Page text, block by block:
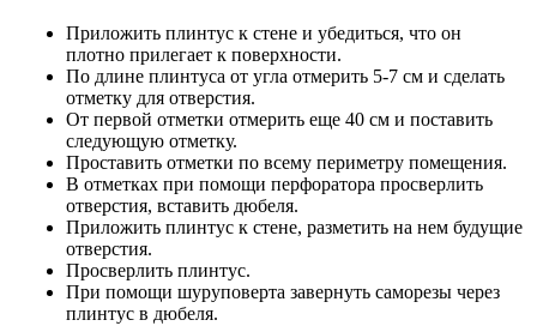
Приложить плинтус к стене и убедиться, что он
плотно прилегает к поверхности.
По длине плинтуса от угла отмерить 5-7 см и сделать
отметку для отверстия.
От первой отметки отмерить еще 40 см и поставить
следующую отметку.
Проставить отметки по всему периметру помещения.
В отметках при помощи перфоратора просверлить
отверстия, вставить дюбеля.
Приложить плинтус к стене, разметить на нем будущие
отверстия.
Просверлить плинтус.
При помощи шуруповерта завернуть саморезы через
плинтус в дюбеля.